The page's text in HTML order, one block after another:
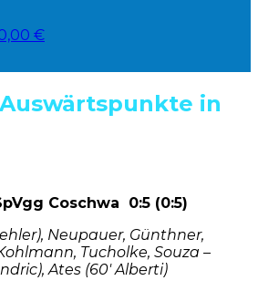
€
in
Coschwa 0:5 (0:5)
Neupauer, Günthner,
Tucholke, Souza –
Ates (60′ Alberti)